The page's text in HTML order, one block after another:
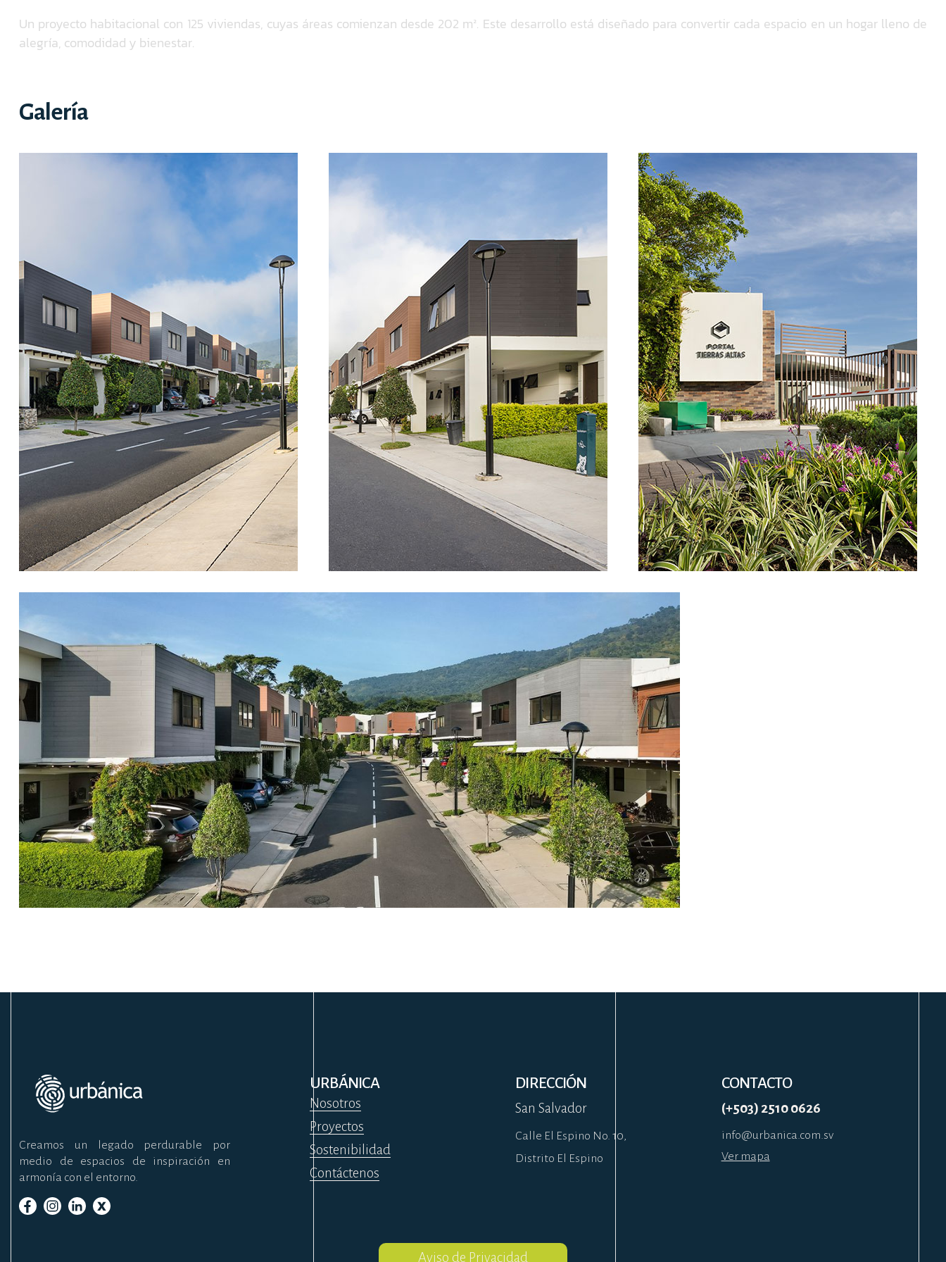
Un proyecto habitacional con 125 viviendas, cuyas áreas comienzan desde 202 m². Este desarrollo está diseñado para convertir cada espacio en un hogar lleno de
alegría, comodidad y bienestar.
Galería
Creamos un legado perdurable por
medio de espacios de inspiración en
armonía con el entorno.
URBÁNICA
Nosotros
Proyectos
Sostenibilidad
Contáctenos
DIRECCIÓN
San Salvador
Calle El Espino No. 10,
Distrito El Espino
CONTACTO
(+503) 2510 0626
info@urbanica.com.sv
Ver mapa
Aviso de Privacidad